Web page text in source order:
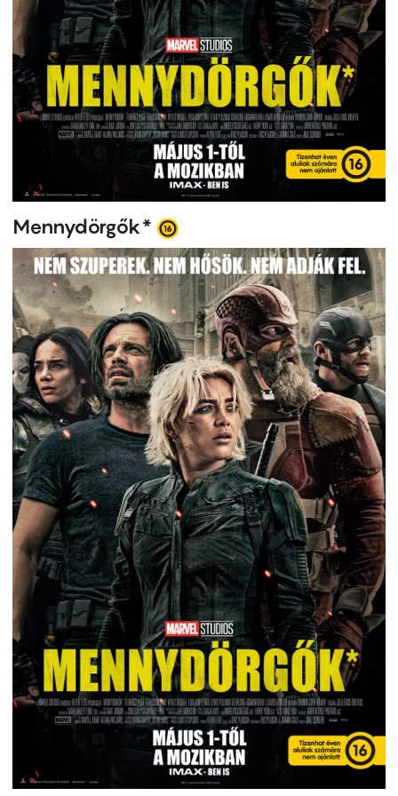
Mennydörgők*